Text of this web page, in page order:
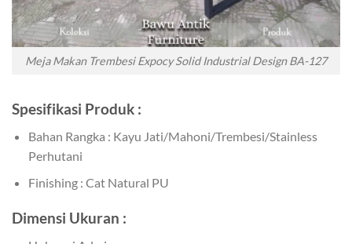
Meja Makan Trembesi Expocy Solid Industrial Design BA-127
Spesifikasi Produk :
Bahan Rangka : Kayu Jati/Mahoni/Trembesi/Stainless
Perhutani
Finishing : Cat Natural PU
Dimensi Ukuran :